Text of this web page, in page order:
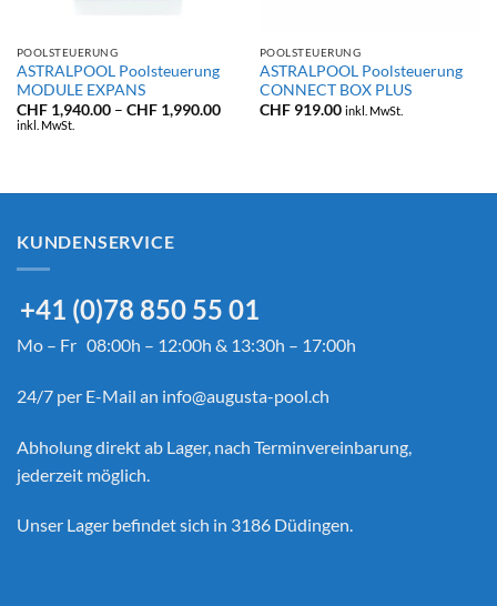
POOLSTEUERUNG
ASTRALPOOL Poolsteuerung
MODULE EXPANS
CHF1,940.00 – CHF1,990.00Preisspanne:
inkl. MwSt.
POOLSTEUERUNG
ASTRALPOOL Poolsteuerung
CONNECT BOX PLUS
CHF919.00 inkl. MwSt.
KUNDENSERVICE
+41 (0)78 850 55 01
Mo – Fr 08:00h – 12:00h & 13:30h – 17:00h
24/7 per E-Mail an info@augusta-pool.ch
Abholung direkt ab Lager, nach Terminvereinbarung,
jederzeit möglich.
Unser Lager befindet sich in 3186 Düdingen.